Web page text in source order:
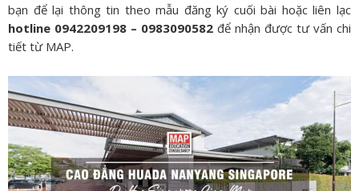
bạn để lại thông tin theo mẫu đăng ký cuối bài hoặc liên lạc
hotline 0942209198 – 0983090582 để nhận được tư vấn chi
tiết từ MAP.